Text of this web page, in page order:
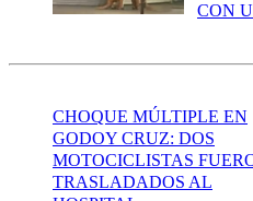
CON
CHOQUE MÚLTIPLE EN
GODOY CRUZ: DOS
MOTOCICLISTAS
TRASLADADOS AL